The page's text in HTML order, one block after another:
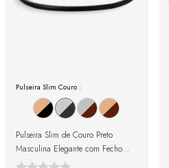
Pulseira Slim Couro :
Pulseira Slim de Couro Preto
Masculina Elegante com Fecho
Prata